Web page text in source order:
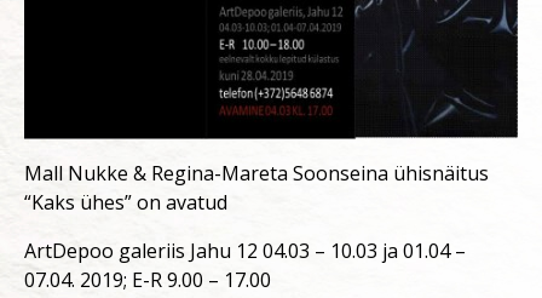
Mall Nukke & Regina-Mareta Soonseina ühisnäitus
“Kaks ühes” on avatud
ArtDepoo galeriis Jahu 12 04.03 – 10.03 ja 01.04 –
07.04. 2019; E-R 9.00 – 17.00